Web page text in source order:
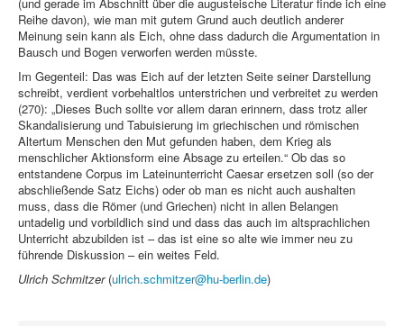
(und gerade im Abschnitt über die augusteische Literatur finde ich eine
Reihe davon), wie man mit gutem Grund auch deutlich anderer
Meinung sein kann als Eich, ohne dass dadurch die Argumentation in
Bausch und Bogen verworfen werden müsste.
Im Gegenteil: Das was Eich auf der letzten Seite seiner Darstellung
schreibt, verdient vorbehaltlos unterstrichen und verbreitet zu werden
(270): „Dieses Buch sollte vor allem daran erinnern, dass trotz aller
Skandalisierung und Tabuisierung im griechischen und römischen
Altertum Menschen den Mut gefunden haben, dem Krieg als
menschlicher Aktionsform eine Absage zu erteilen.“ Ob das so
entstandene Corpus im Lateinunterricht Caesar ersetzen soll (so der
abschließende Satz Eichs) oder ob man es nicht auch aushalten
muss, dass die Römer (und Griechen) nicht in allen Belangen
untadelig und vorbildlich sind und dass das auch im altsprachlichen
Unterricht abzubilden ist – das ist eine so alte wie immer neu zu
führende Diskussion – ein weites Feld.
Ulrich Schmitzer (ulrich.schmitzer@hu-berlin.de)